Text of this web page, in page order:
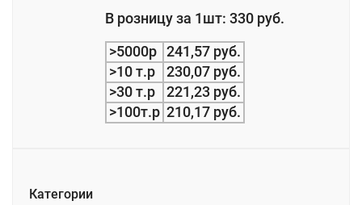
В розницу за 1шт: 330 руб.
>5000р 241,57 руб.
>10 т.р
230,07 руб.
>30 т.р
221,23 руб.
>100т.р 210,17 руб.
Категории